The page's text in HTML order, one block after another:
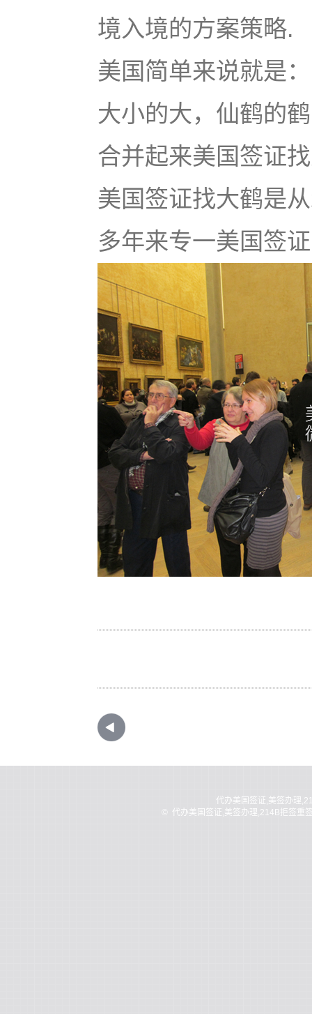
境入境的方案策略.
美国简单来说就是
大小的大，仙鹤的
合并起来美国签证
美国签证找大鹤是
多年来专一美国签
代办美国签证,美签办理
代办美国签证,美签办理,214B拒签重